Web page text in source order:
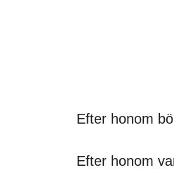
Efter honom
Efter honom